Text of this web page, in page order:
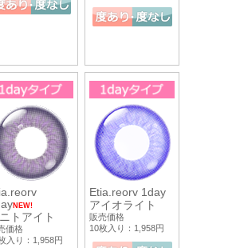
NEW!
トアイト
価格
入り：1,958円
Etia.reorv 1day
アイオライト
販売価格
10枚入り：1,958円